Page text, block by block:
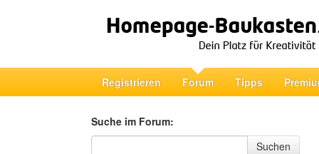
Registrieren Forum Tipps
Suche im Forum:
Suche im Forum
Suchen